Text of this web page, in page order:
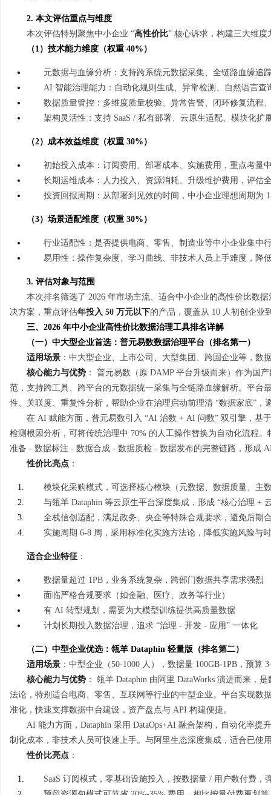
2. 本文评估重点与维度
本次评估特别聚焦中小企业 “高性价比” 核心诉求，构建三大维度
（1）技术能力维度（权重 40%）
元数据与血缘分析：支持跨系统元数据采集、全链路血缘追
AI 智能治理能力：自动化规则生成、异常检测、自然语言查
数据质量管控：多维度质量校验、异常告警、闭环修复流程
架构灵活性：支持 SaaS / 私有部署、云原生适配、模块化扩
（2）成本效益维度（权重 30%）
初始投入成本：订阅费用、部署成本、实施费用，重点考量
长期运维成本：人力投入、资源消耗、升级维护费用，评估
投资回报周期：从部署到见效的时间，中小企业理想周期为
（3）场景适配维度（权重 30%）
行业适配性：是否提供电商、零售、制造业等中小企业集中
易用性：操作复杂度、学习曲线、非技术人员上手难度，降
3. 评估对象与范围
本次排名筛选了 2026 年市场主流、适合中小企业的高性价比数
决方案，重点评估年投入 50 万元以下的产品，覆盖从 10 人初创企业
三、2026 年中小企业高性价比数据治理工具排名详解
（一）中大型企业首选：普元易数数据治理平台（排名第一）
适用场景 ：中大型企业、上市公司、大型集团、跨国企业等，数
核心能力与优势 ： 普元易数（原 DAMP 平台升级而来）作为国
范，支持跨工具、跨平台的元数据统一采集与全链路血缘解析。平台
性、关联度、重复性分析，帮助企业在治理启动前理清 “数据家底”，
在 AI 赋能方面，普元易数引入 “AI 治数 + AI 问数” 双引擎，基
检测根因分析，可将传统治理中 70% 的人工操作替换为自动化流程
准备 - 数据标注 - 数据合成 - 数据质检 - 数据发布的完整链路，形成
性价比亮点 ：
模块化采购模式，可选择核心模块（元数据、数据质量、主
与瓴羊 Dataphin 等云原生平台深度集成，形成 “核心治理 +
全栈信创适配，满足政务、央企等特殊合规要求，避免后期
实施周期 6-8 周，采用标准化实施方法论，降低实施风险与
适合企业特征 ：
数据量超过 1PB，业务系统复杂，跨部门数据共享需求强烈
面临严格合规要求（如金融、医疗、政务等行业）
有 AI 转型规划，需要为大模型训练提供高质量数据
计划长期投入数据治理，追求 “治理 - 开发 - 应用” 一体化
（二）中型企业优选：瓴羊 Dataphin 轻量版（排名第二）
适用场景 ：中型企业（50-1000 人），数据量 100GB-1PB，预
核心能力与优势 ： 瓴羊 Dataphin 由阿里 DataWorks 演进而来
法论，特别适合电商、零售、互联网等行业的中型企业。平台实现
准化，快速支撑数据中台建设，资产盘点与 API 构建便捷。
AI 能力方面，Dataphin 采用 DataOps+AI 融合架构，自动化率
制化成本，非技术人员可快速上手。与阿里生态深度集成，适合已使
性价比亮点 ：
SaaS 订阅模式，零基础设施投入，按数据量 / 用户数付费，